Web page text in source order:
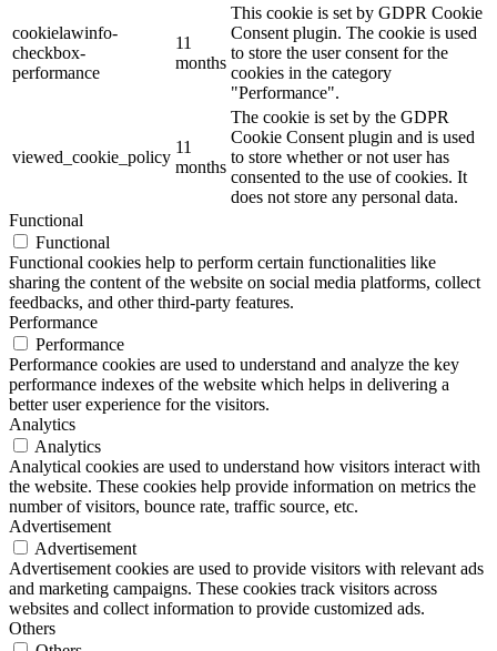
cookielawinfo-
checkbox-
performance
11
months
This cookie is set by GDPR Cookie
Consent plugin. The cookie is used
to store the user consent for the
cookies in the category
"Performance".
viewed_cookie_policy
11
months
The cookie is set by the GDPR
Cookie Consent plugin and is used
to store whether or not user has
consented to the use of cookies. It
does not store any personal data.
Functional
Functional
Functional cookies help to perform certain functionalities like
sharing the content of the website on social media platforms, collect
feedbacks, and other third-party features.
Performance
Performance
Performance cookies are used to understand and analyze the key
performance indexes of the website which helps in delivering a
better user experience for the visitors.
Analytics
Analytics
Analytical cookies are used to understand how visitors interact with
the website. These cookies help provide information on metrics the
number of visitors, bounce rate, traffic source, etc.
Advertisement
Advertisement
Advertisement cookies are used to provide visitors with relevant ads
and marketing campaigns. These cookies track visitors across
websites and collect information to provide customized ads.
Others